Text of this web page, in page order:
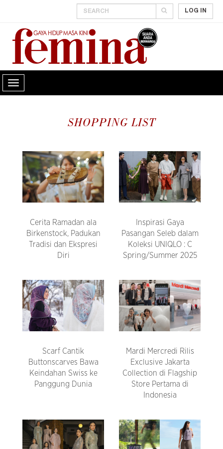
LOG IN
SHOPPING LIST
Cerita Ramadan ala
Birkenstock, Padukan
Tradisi dan Ekspresi
Diri
Inspirasi Gaya
Pasangan Seleb dalam
Koleksi UNIQLO : C
Spring/Summer 2025
Scarf Cantik
Buttonscarves Bawa
Keindahan Swiss ke
Panggung Dunia
Mardi Mercredi Rilis
Exclusive Jakarta
Collection di Flagship
Store Pertama di
Indonesia